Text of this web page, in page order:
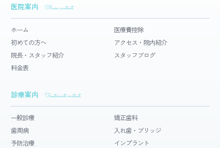
医院案内 Clinic content
ホーム
医療費控除
初めての方へ
アクセス・院内紹介
院長・スタッフ紹介
スタッフブログ
料金表
診療案内 Treatment content
一般診療
矯正歯科
歯周病
入れ歯・ブリッジ
予防治療
インプラント